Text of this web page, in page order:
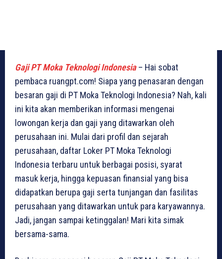
Gaji PT Moka Teknologi Indonesia– Hai sobat
pembaca ruangpt.com! Siapa yang penasaran dengan
besaran gaji di PT Moka Teknologi Indonesia? Nah, kali
ini kita akan memberikan informasi mengenai
lowongan kerja dan gaji yang ditawarkan oleh
perusahaan ini. Mulai dari profil dan sejarah
perusahaan, daftar Loker PT Moka Teknologi
Indonesia terbaru untuk berbagai posisi, syarat
masuk kerja, hingga kepuasan finansial yang bisa
didapatkan berupa gaji serta tunjangan dan fasilitas
perusahaan yang ditawarkan untuk para karyawannya.
Jadi, jangan sampai ketinggalan! Mari kita simak
bersama-sama.